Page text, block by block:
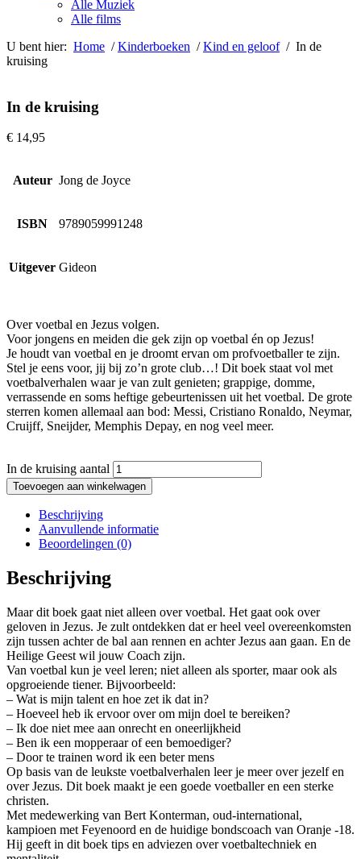
Alle Muziek
Alle films
U bent hier: Home /Kinderboeken /Kind en geloof/ In de
kruising
In de kruising
€ 14,95
Auteur Jong de Joyce
ISBN 9789059991248
Uitgever Gideon
Over voetbal en Jezus volgen.
Voor jongens en meiden die gek zijn op voetbal én op Jezus!
Je houdt van voetbal en je droomt ervan om profvoetballer te zijn.
Stel je eens voor, jij bij zo’n grote club…! Dit boek staat vol met
voetbalverhalen waar je van zult genieten; grappige, domme,
verrassende en soms heftige gebeurtenissen uit het voetbal. De grote
sterren komen allemaal aan bod: Messi, Cristiano Ronaldo, Neymar,
Cruijff, Sneijder, Memphis Depay, en nog veel meer.
In de kruising aantal
Toevoegen aan winkelwagen
Beschrijving
Aanvullende informatie
Beoordelingen (0)
Beschrijving
Maar dit boek gaat niet alleen over voetbal. Het gaat ook over
geloven in Jezus. Je zult ontdekken dat er heel veel overeenkomsten
zijn tussen achter de bal aan rennen en achter Jezus aan gaan. En de
Heilige Geest wil jouw Coach zijn.
Van voetbal kun je veel leren; niet alleen als sporter, maar ook als
opgroeiende tiener. Bijvoorbeeld:
– Wat is mijn talent en hoe zet ik dat in?
– Hoeveel heb ik ervoor over om mijn doel te bereiken?
– Ik doe niet mee aan onrecht en oneerlijkheid
– Ben ik een mopperaar of een bemoediger?
– Door te trainen word ik een beter mens
Op basis van de leukste voetbalverhalen leer je meer over jezelf en
over Jezus. Dit boek maakt je een goede voetballer en een sterke
christen.
Met medewerking van Bert Konterman, oud-international,
kampioen met Feyenoord en de huidige bondscoach van Oranje -18.
Hij geeft in dit boek tips en adviezen over voetbaltechniek en